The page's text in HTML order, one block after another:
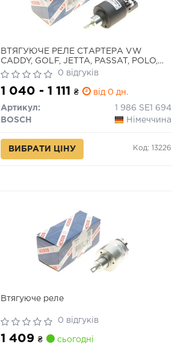
ВТЯГУЮЧЕ РЕЛЕ СТАРТЕРА VW
CADDY, GOLF, JETTA, PASSAT, POLO,
TOURAN 1.4-2.0 09.02-
0 відгуків
1 040 - 1 111₴ від 0 дн.
Артикул:
1 986 SE1 694
BOSCH
Німеччина
ВИБРАТИ ЦІНУ Код: 13226
Втягуюче реле
0 відгуків
1 409₴ сьогодні